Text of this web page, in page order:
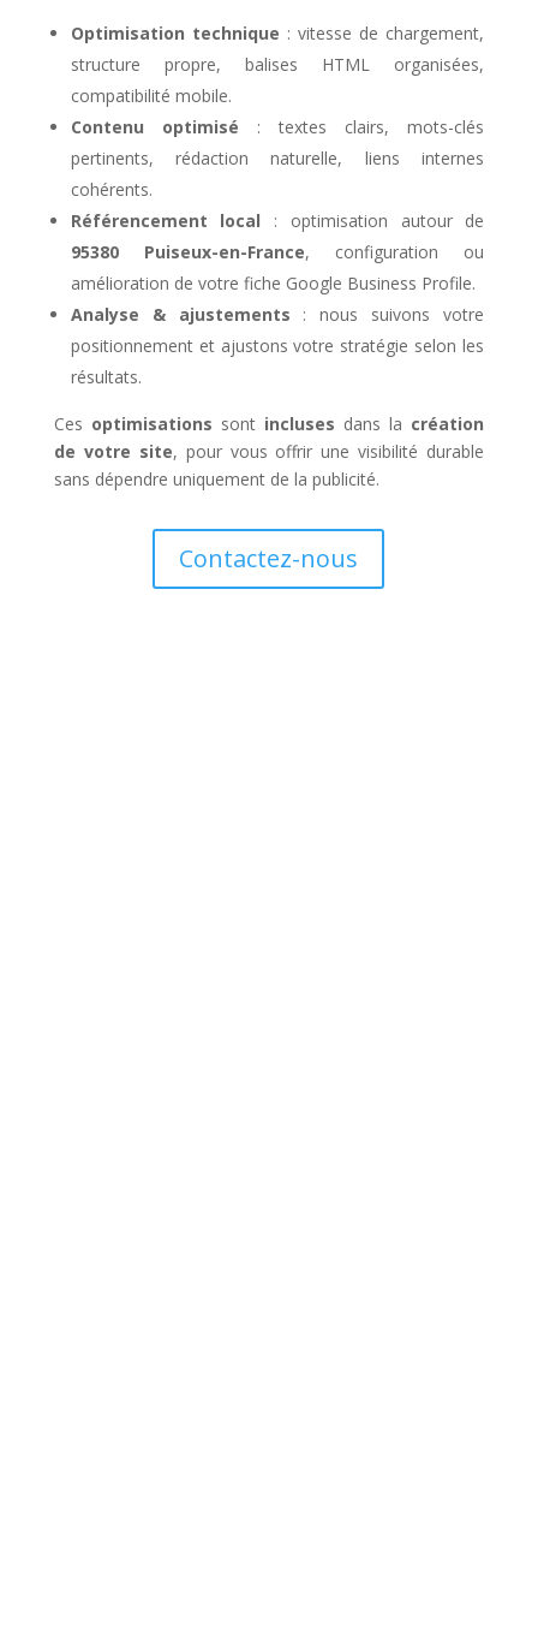
Optimisation technique : vitesse de chargement,
structure propre, balises HTML organisées,
compatibilité mobile.
Contenu optimisé : textes clairs, mots-clés
pertinents, rédaction naturelle, liens internes
cohérents.
Référencement local : optimisation autour de
95380 Puiseux-en-France, configuration ou
amélioration de votre fiche Google Business Profile.
Analyse & ajustements : nous suivons votre
positionnement et ajustons votre stratégie selon les
résultats.
Ces optimisations sont incluses dans la création
de votre site, pour vous offrir une visibilité durable
sans dépendre uniquement de la publicité.
Contactez-nous